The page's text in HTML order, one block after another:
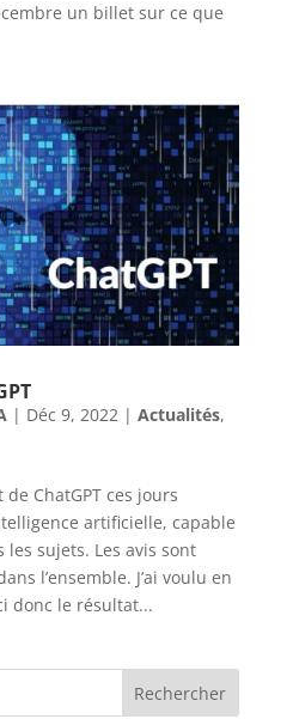
un billet sur ce que
| Déc 9, 2022 | Actualités,
ChatGPT ces jours
artificielle, capable
sujets. Les avis sont
l’ensemble. J’ai voulu en
donc le résultat...
Rechercher